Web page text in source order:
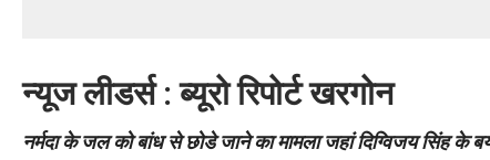
न्यूज लीडर्स : ब्यूरो रिपोर्ट खरगोन
नर्मदा के जल को बांध से छोडे जाने का मामला जहां दिग्विजय सिंह के